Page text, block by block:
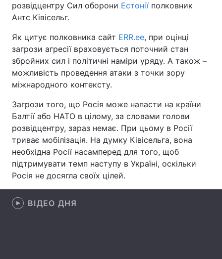
Спорт
Техно і зв'язок Лайт
Зброя Інциденти
Цікавинки Погода
Лонгріди
Відео з Youtube Статті
Інтерв'ю
розвідцентру Сил оборони Естоніїполковник
Антс Ківісельг.
Як цитує полковника сайт ERR.ee, при оцінці
загрози агресії враховується поточний стан
збройних сил і політичні наміри уряду. А також –
можливість проведення атаки з точки зору
міжнародного контексту.
Загрози того, що Росія може напасти на країни
Балтії або НАТО в цілому, за словами голови
розвідцентру, зараз немає. При цьому в Росії
триває мобілізація. На думку Ківісельга, вона
необхідна Росії насамперед для того, щоб
підтримувати темп наступу в Україні, оскільки
Росія не досягла своїх цілей.
ВІДЕО ДНЯ